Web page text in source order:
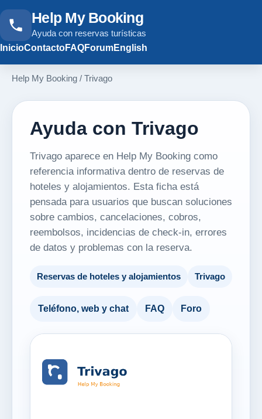
Help My Booking
Ayuda con reservas turísticas
InicioContactoFAQForumEnglish
Help My Booking / Trivago
Ayuda con Trivago
Trivago aparece en Help My Booking como
referencia informativa dentro de reservas de
hoteles y alojamientos. Esta ficha está
pensada para usuarios que buscan soluciones
sobre cambios, cancelaciones, cobros,
reembolsos, incidencias de check-in, errores
de datos y problemas con la reserva.
Reservas de hoteles y alojamientos Trivago
Teléfono, web y chat FAQ Foro